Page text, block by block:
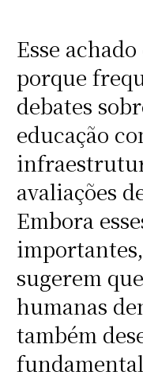
Esse
porque
debates
educação
avaliações
Embora
sugerem
humanas
também